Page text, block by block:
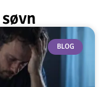
BLOG